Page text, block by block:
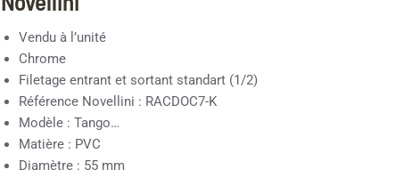
Vendu à l’unité
Chrome
Filetage entrant et sortant standart (1/2)
Référence Novellini : RACDOC7-K
Modèle : Tango…
Matière : PVC
Diamètre : 55 mm